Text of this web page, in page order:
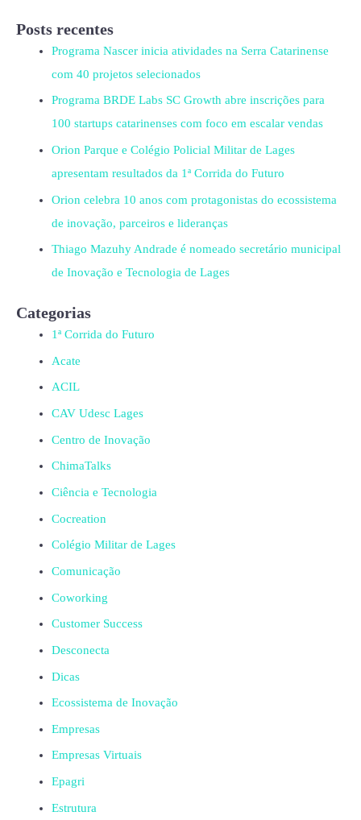
Posts recentes
Programa Nascer inicia atividades na Serra Catarinense
com 40 projetos selecionados
Programa BRDE Labs SC Growth abre inscrições para
100 startups catarinenses com foco em escalar vendas
Orion Parque e Colégio Policial Militar de Lages
apresentam resultados da 1ª Corrida do Futuro
Orion celebra 10 anos com protagonistas do ecossistema
de inovação, parceiros e lideranças
Thiago Mazuhy Andrade é nomeado secretário municipal
de Inovação e Tecnologia de Lages
Categorias
1ª Corrida do Futuro
Acate
ACIL
CAV Udesc Lages
Centro de Inovação
ChimaTalks
Ciência e Tecnologia
Cocreation
Colégio Militar de Lages
Comunicação
Coworking
Customer Success
Desconecta
Dicas
Ecossistema de Inovação
Empresas
Empresas Virtuais
Epagri
Estrutura